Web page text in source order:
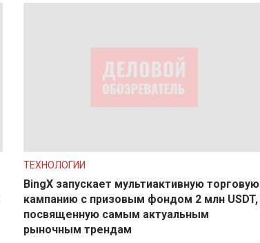
ТЕХНОЛОГИИ
BingX запускает мультиактивную торговую
кампанию с призовым фондом 2 млн USDT,
посвященную самым актуальным
рыночным трендам